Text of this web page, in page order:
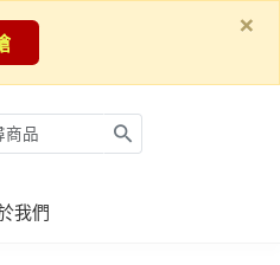
我們
×